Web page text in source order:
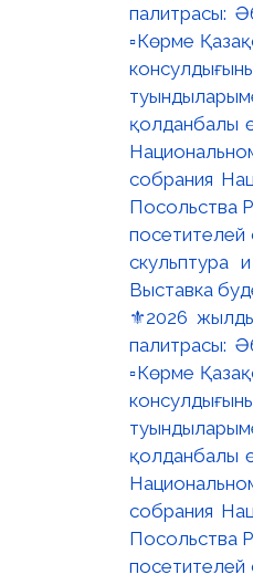
⚜️2026
палитрасы:
▫️Көрме
қолданбалы
собрания
Посольства
посетителей